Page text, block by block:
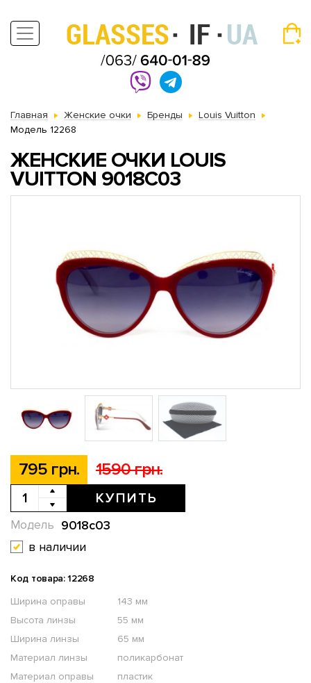
Главная Женские очки Бренды
Louis Vuitton
Модель 12268
ЖЕНСКИЕ ОЧКИ LOUIS
VUITTON 9018C03
795 грн. 1590 грн.
КУПИТЬ
9018c03
Модель
в наличии
Код товара: 12268
Ширина оправы
143 мм
Высота линзы
55 мм
Ширина линзы
65 мм
Материал линзы
поликарбонат
Материал оправы
пластик